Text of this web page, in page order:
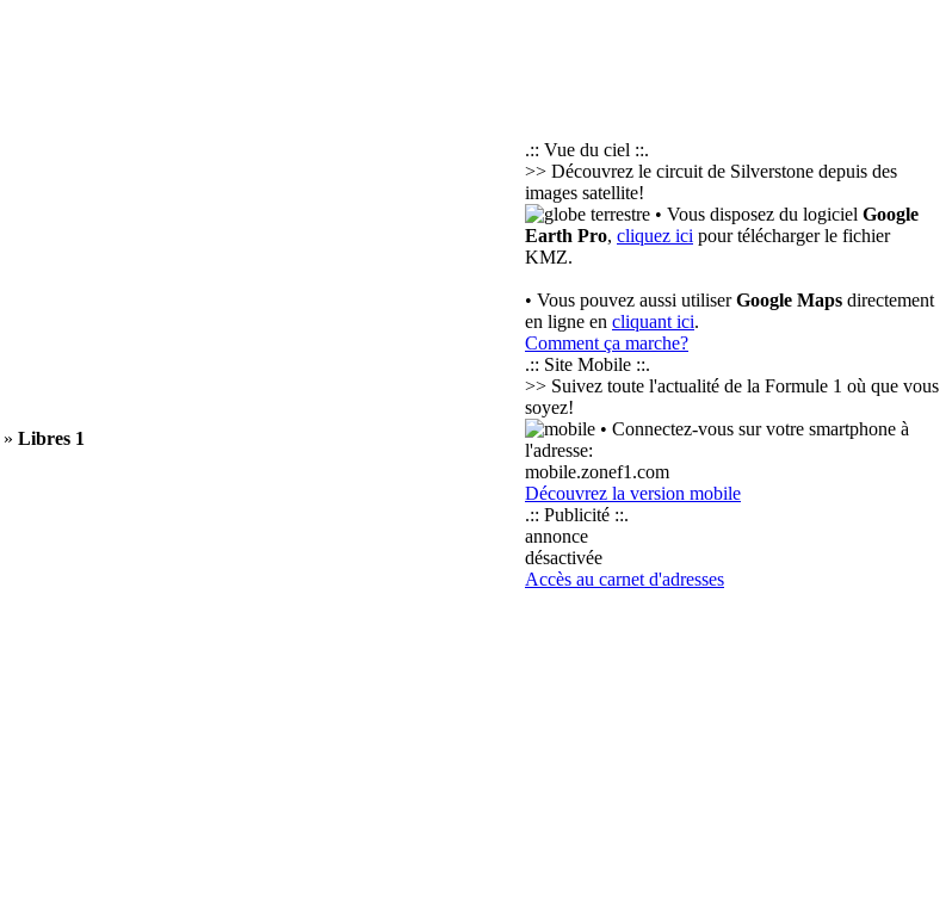
» Libres 1
.:: Vue du ciel ::.
>> Découvrez le circuit de Silverstone depuis des
images satellite!
• Vous disposez du logiciel Google
Earth Pro, cliquez ici pour télécharger le fichier
KMZ.
• Vous pouvez aussi utiliserGoogle Maps directement
en ligne en cliquant ici.
Comment ça marche?
.:: Site Mobile ::.
>> Suivez toute l'actualité de la Formule 1 où que vous
soyez!
• Connectez-vous sur votre smartphone à
l'adresse:
mobile.zonef1.com
Découvrez la version mobile
.:: Publicité ::.
annonce
désactivée
Accès au carnet d'adresses